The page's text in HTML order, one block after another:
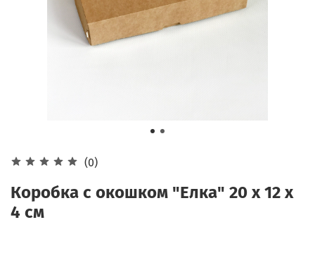
(0)
Коробка с окошком "Елка" 20 х 12 х
4 см